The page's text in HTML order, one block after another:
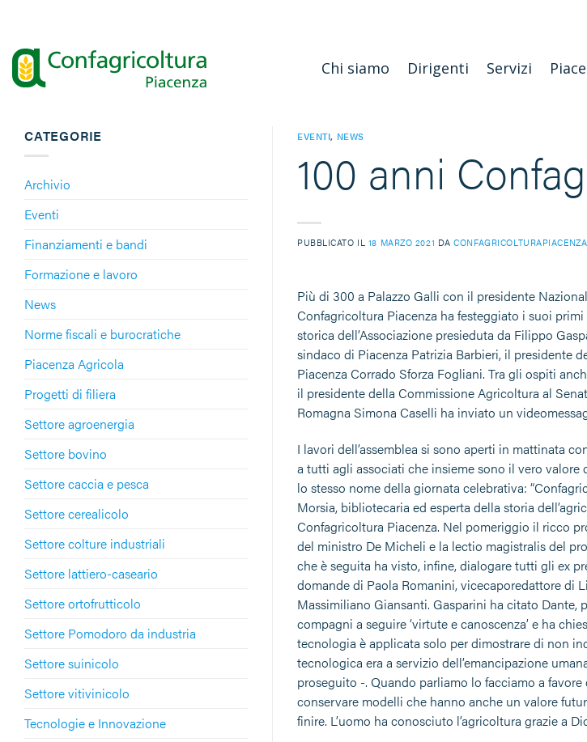
contenuti
Chi siamo Dirigenti Servizi
CATEGORIE
Archivio
Eventi
Finanziamenti e bandi
Formazione e lavoro
News
Norme fiscali e burocratiche
Piacenza Agricola
Progetti di filiera
Settore agroenergia
Settore bovino
Settore caccia e pesca
Settore cerealicolo
Settore colture industriali
Settore lattiero-caseario
Settore ortofrutticolo
Settore Pomodoro da industria
Settore suinicolo
Settore vitivinicolo
Tecnologie e Innovazione
EVENTI, NEWS
100 anni
PUBBLICATO IL 18 MARZO 2021 DACONFAGRICOLTURAPIACENZA
Più di 300 a Palazzo Galli con il presidente
Confagricoltura Piacenza ha festeggiato i suoi
storica dell’Associazione presieduta da Filippo
sindaco di Piacenza Patrizia Barbieri, il presidente
Piacenza Corrado Sforza Fogliani. Tra gli ospiti
il presidente della Commissione Agricoltura al
Romagna Simona Caselli ha inviato un
I lavori dell’assemblea si sono aperti in mattinata
a tutti agli associati che insieme sono il vero valore
lo stesso nome della giornata celebrativa:
Morsia, bibliotecaria ed esperta della storia
Confagricoltura Piacenza. Nel pomeriggio il ricco
del ministro De Micheli e la lectio magistralis del
che è seguita ha visto, infine, dialogare tutti gli ex
domande di Paola Romanini, vicecaporedattore di
Massimiliano Giansanti. Gasparini ha citato Dante,
compagni a seguire ‘virtute e canoscenza’ e ha
tecnologia è applicata solo per dimostrare di non
tecnologica era a servizio dell’emancipazione
proseguito -. Quando parliamo lo facciamo a
conservare modelli che hanno anche un valore
finire. L’uomo ha conosciuto l’agricoltura grazie a